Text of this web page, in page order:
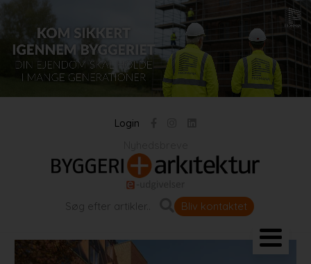
Login
Bliv kontaktet
Landskab og byrum